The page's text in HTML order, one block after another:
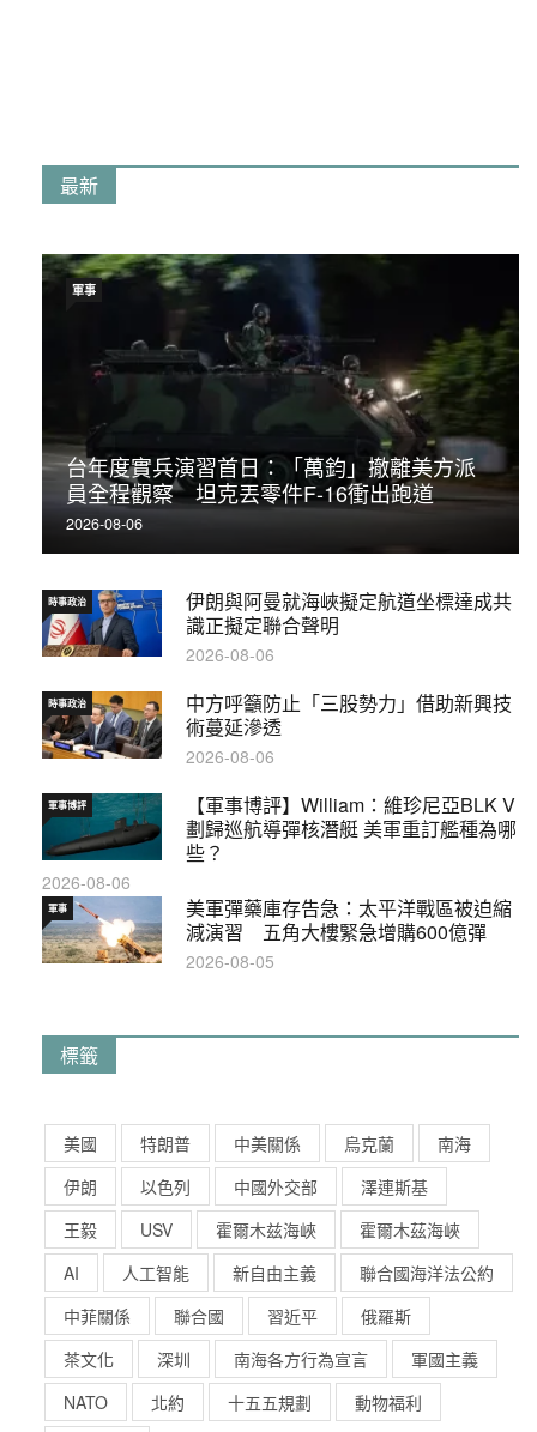
最新
台年度實兵演習首日：「萬鈞」撤離美方派
員全程觀察 坦克丟零件F-16衝出跑道
2026-08-06
軍事
伊朗與阿曼就海峽擬定航道坐標達成共
識正擬定聯合聲明
時事政治
2026-08-06
中方呼籲防止「三股勢力」借助新興技
術蔓延滲透
時事政治
2026-08-06
【軍事博評】William：維珍尼亞BLK V
劃歸巡航導彈核潛艇 美軍重訂艦種為哪
些？
軍事博評
2026-08-06
美軍彈藥庫存告急：太平洋戰區被迫縮
減演習 五角大樓緊急增購600億彈
軍事
2026-08-05
標籤
美國 特朗普 中美關係 烏克蘭
南海
伊朗
以色列 中國外交部
澤連斯基
王毅
USV 霍爾木兹海峽
霍爾木茲海峽
AI
人工智能 新自由主義
聯合國海洋法公約
中菲關係
聯合國 習近平
俄羅斯
茶文化
深圳 南海各方行為宣言
軍國主義
NATO
北約 十五五規劃
動物福利